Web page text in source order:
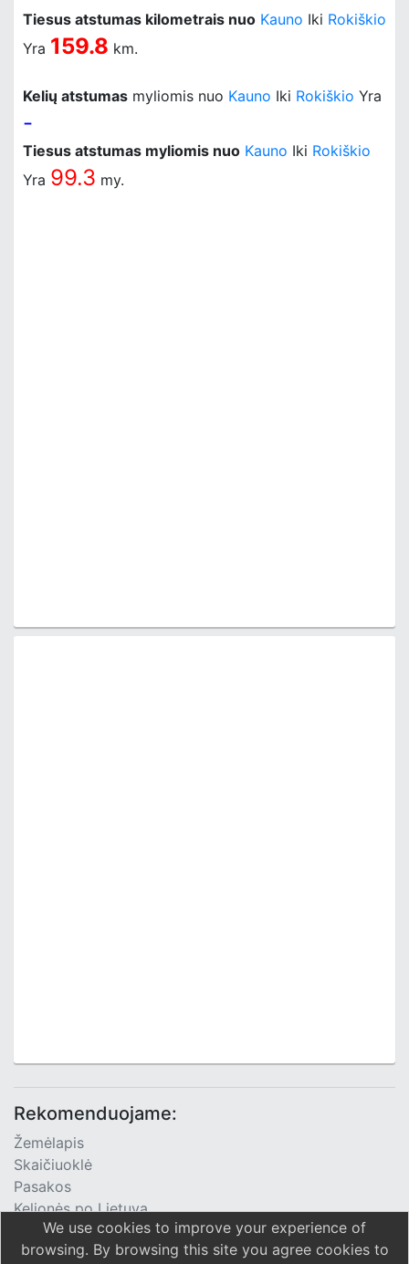
Tiesus atstumas kilometrais nuo Kauno Iki Rokiškio
Yra 159.8 km.
Kelių atstumas myliomis nuo Kauno Iki Rokiškio Yra
-
Tiesus atstumas myliomis nuo Kauno Iki Rokiškio
Yra 99.3 my.
Rekomenduojame:
Žemėlapis
Skaičiuoklė
Pasakos
Kelionės po Lietuvą
TV Programa
We use cookies to improve your experience of
browsing. By browsing this site you agree cookies to